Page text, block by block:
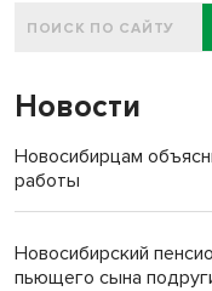
Новости
Новосибирцам
работы
Новосибирский
пьющего сына